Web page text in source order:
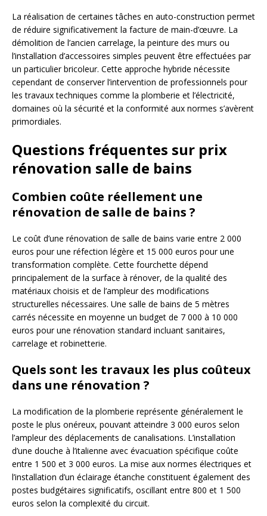
La réalisation de certaines tâches en auto-construction permet
de réduire significativement la facture de main-d’œuvre. La
démolition de l’ancien carrelage, la peinture des murs ou
l’installation d’accessoires simples peuvent être effectuées par
un particulier bricoleur. Cette approche hybride nécessite
cependant de conserver l’intervention de professionnels pour
les travaux techniques comme la plomberie et l’électricité,
domaines où la sécurité et la conformité aux normes s’avèrent
primordiales.
Questions fréquentes sur prix
rénovation salle de bains
Combien coûte réellement une
rénovation de salle de bains ?
Le coût d’une rénovation de salle de bains varie entre 2 000
euros pour une réfection légère et 15 000 euros pour une
transformation complète. Cette fourchette dépend
principalement de la surface à rénover, de la qualité des
matériaux choisis et de l’ampleur des modifications
structurelles nécessaires. Une salle de bains de 5 mètres
carrés nécessite en moyenne un budget de 7 000 à 10 000
euros pour une rénovation standard incluant sanitaires,
carrelage et robinetterie.
Quels sont les travaux les plus coûteux
dans une rénovation ?
La modification de la plomberie représente généralement le
poste le plus onéreux, pouvant atteindre 3 000 euros selon
l’ampleur des déplacements de canalisations. L’installation
d’une douche à l’italienne avec évacuation spécifique coûte
entre 1 500 et 3 000 euros. La mise aux normes électriques et
l’installation d’un éclairage étanche constituent également des
postes budgétaires significatifs, oscillant entre 800 et 1 500
euros selon la complexité du circuit.